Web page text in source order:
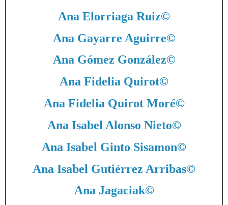
Ana Elorriaga Ruiz©
Ana Gayarre Aguirre©
Ana Gómez González©
Ana Fidelia Quirot©
Ana Fidelia Quirot Moré©
Ana Isabel Alonso Nieto©
Ana Isabel Ginto Sisamon©
Ana Isabel Gutiérrez Arribas©
Ana Jagaciak©